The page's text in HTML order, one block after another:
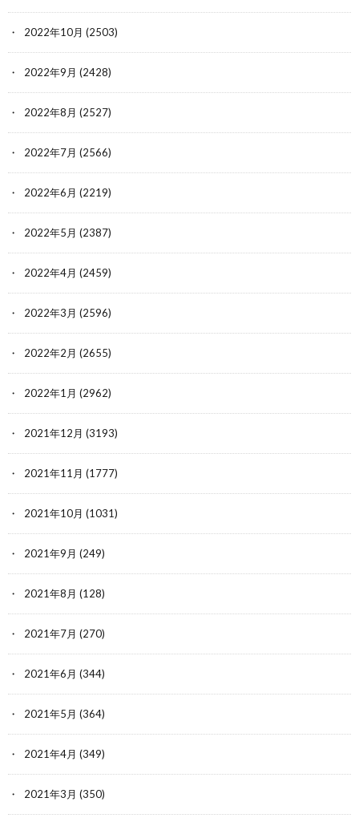
2022年10月 (2503)
2022年9月 (2428)
2022年8月 (2527)
2022年7月 (2566)
2022年6月 (2219)
2022年5月 (2387)
2022年4月 (2459)
2022年3月 (2596)
2022年2月 (2655)
2022年1月 (2962)
2021年12月 (3193)
2021年11月 (1777)
2021年10月 (1031)
2021年9月 (249)
2021年8月 (128)
2021年7月 (270)
2021年6月 (344)
2021年5月 (364)
2021年4月 (349)
2021年3月 (350)